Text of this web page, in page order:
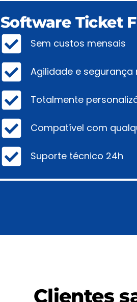
Software Ticket
Sem custos mensais
Agilidade e
Totalmente
Compatível com
Suporte técnico 24h
Clientes